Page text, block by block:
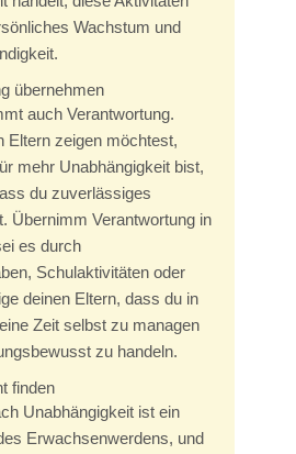
Wachstum und
übernehmen
auch Verantwortung.
Eltern zeigen möchtest,
mehr Unabhängigkeit bist,
du zuverlässiges
Übernimm Verantwortung in
es durch
Schulaktivitäten oder
deinen Eltern, dass du in
Zeit selbst zu managen
zu handeln.
finden
Unabhängigkeit ist ein
Erwachsenwerdens, und